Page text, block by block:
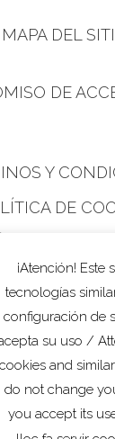
MAPA DEL
DE
Y
DE
DE
PRIVACIDAD
¡Atención! Este
tecnologías
configuración de
su uso /
cookies and
do not change
you accept its